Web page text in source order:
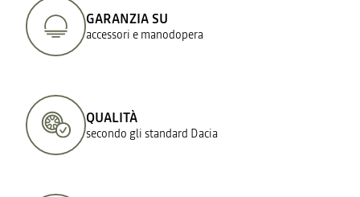
GARANZIA SU
accessori e manodopera
QUALITÀ
secondo gli standard Dacia